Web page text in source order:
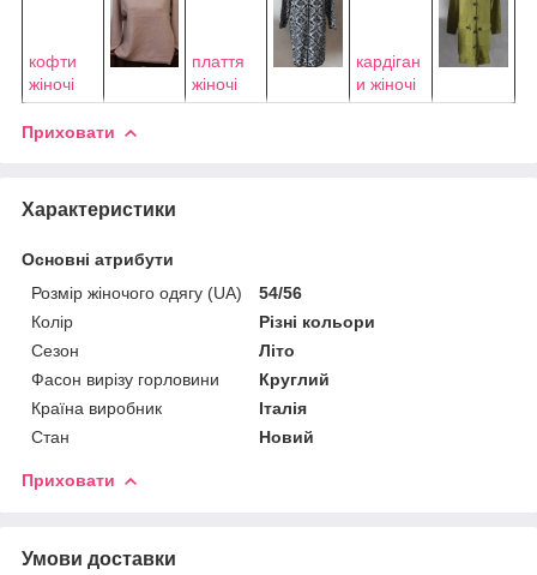
кофти
жіночі
плаття
жіночі
кардіган
и жіночі
Приховати
Характеристики
Основні атрибути
Розмір жіночого одягу (UA)
54/56
Колір
Різні кольори
Сезон
Літо
Фасон вирізу горловини
Круглий
Країна виробник
Італія
Стан
Новий
Приховати
Умови доставки